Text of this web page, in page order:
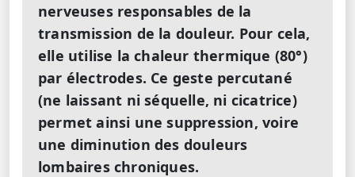
nerveuses responsables de la
transmission de la douleur. Pour cela,
elle utilise la chaleur thermique (80°)
par électrodes. Ce geste percutané
(ne laissant ni séquelle, ni cicatrice)
permet ainsi une suppression, voire
une diminution des douleurs
lombaires chroniques.